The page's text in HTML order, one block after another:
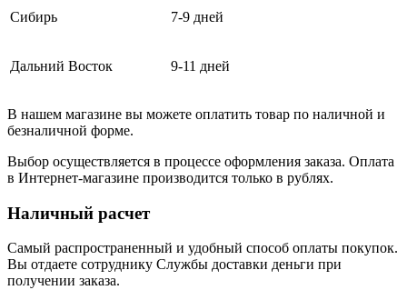
Сибирь 7-9 дней
Дальний Восток 9-11 дней
В нашем магазине вы можете оплатить товар по наличной и
безналичной форме.
Выбор осуществляется в процессе оформления заказа. Оплата
в Интернет-магазине производится только в рублях.
Наличный расчет
Самый распространенный и удобный способ оплаты покупок.
Вы отдаете сотруднику Службы доставки деньги при
получении заказа.